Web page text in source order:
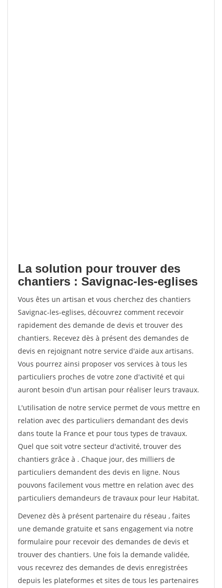
La solution pour trouver des
chantiers : Savignac-les-eglises
Vous êtes un artisan et vous cherchez des chantiers
Savignac-les-eglises, découvrez comment recevoir
rapidement des demande de devis et trouver des
chantiers. Recevez dès à présent des demandes de
devis en rejoignant notre service d'aide aux artisans.
Vous pourrez ainsi proposer vos services à tous les
particuliers proches de votre zone d'activité et qui
auront besoin d'un artisan pour réaliser leurs travaux.
L'utilisation de notre service permet de vous mettre en
relation avec des particuliers demandant des devis
dans toute la France et pour tous types de travaux.
Quel que soit votre secteur d'activité, trouver des
chantiers grâce à . Chaque jour, des milliers de
particuliers demandent des devis en ligne. Nous
pouvons facilement vous mettre en relation avec des
particuliers demandeurs de travaux pour leur Habitat.
Devenez dès à présent partenaire du réseau , faites
une demande gratuite et sans engagement via notre
formulaire pour recevoir des demandes de devis et
trouver des chantiers. Une fois la demande validée,
vous recevrez des demandes de devis enregistrées
depuis les plateformes et sites de tous les partenaires